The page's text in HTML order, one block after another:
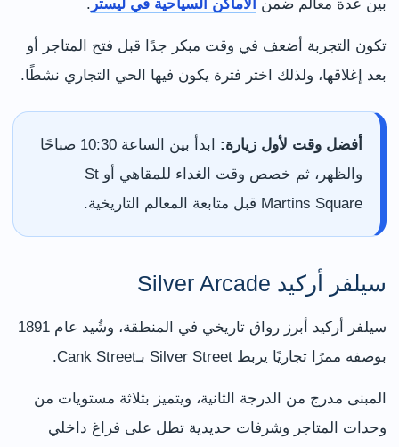
بين عدة معالم ضمن الأماكن السياحية في ليستر .
تكون التجربة أضعف في وقت مبكر جدًا قبل فتح المتاجر أو
بعد إغلاقها، ولذلك اختر فترة يكون فيها الحي التجاري نشطًا.
أفضل وقت لأول زيارة:
ابدأ بين الساعة 10:30 صباحًا
والظهر، ثم خصص وقت الغداء للمقاهي أو St
Martins Square قبل متابعة المعالم التاريخية.
سيلفر أركيد Silver Arcade
سيلفر أركيد أبرز رواق تاريخي في المنطقة، وشُيد عام 1891
بوصفه ممرًا تجاريًا يربط Silver Street بـCank Street.
المبنى مدرج من الدرجة الثانية، ويتميز بثلاثة مستويات من
وحدات المتاجر وشرفات حديدية تطل على فراغ داخلي